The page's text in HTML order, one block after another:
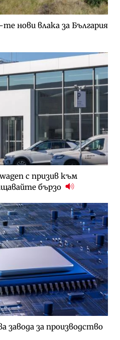
нови влака за България
с призив към
бързо
завода за производство